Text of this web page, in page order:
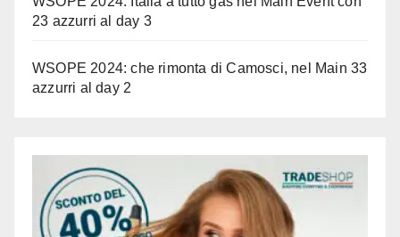
23 azzurri al day 3
WSOPE 2024: che rimonta di Camosci, nel Main 33
azzurri al day 2